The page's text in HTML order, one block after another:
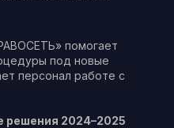
помогает
под новые
персонал работе с
решения 2024–2025